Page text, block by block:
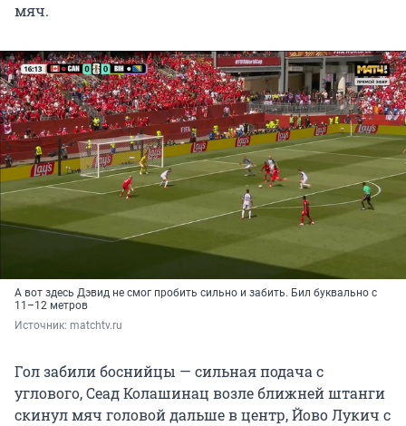
мяч.
А вот здесь Дэвид не смог пробить сильно и забить. Бил буквально с
11–12 метров
Источник: matchtv.ru
Гол забили боснийцы — сильная подача с
углового, Сеад Колашинац возле ближней штанги
скинул мяч головой дальше в центр, Йово Лукич с